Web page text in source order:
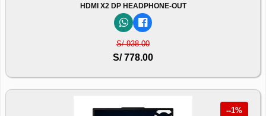
HDMI X2 DP HEADPHONE-OUT
S/ 938.00
S/ 778.00
--1%